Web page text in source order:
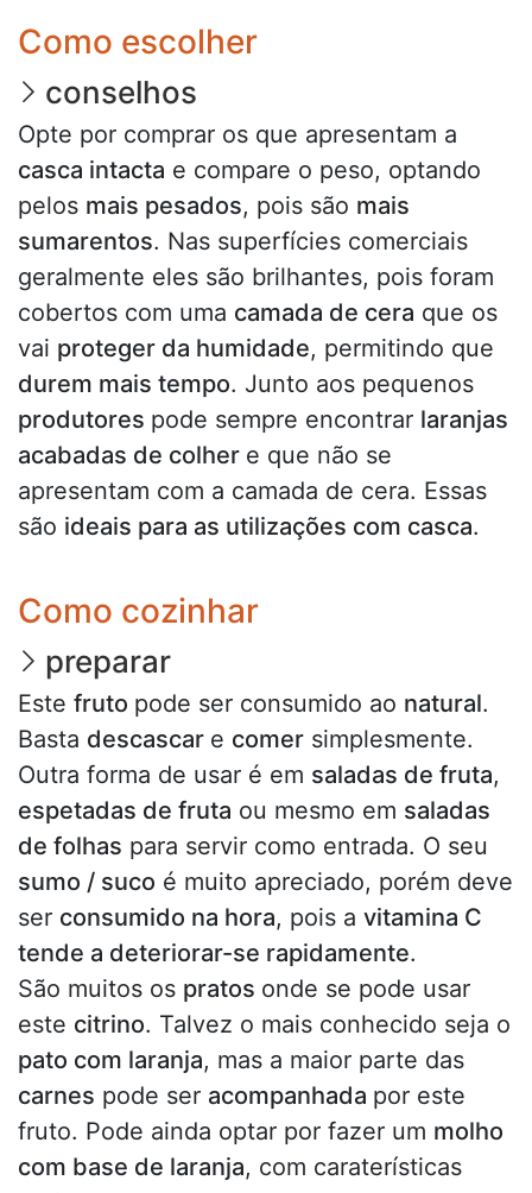
Como escolher
conselhos
Opte por comprar os que apresentam a
casca intacta e compare o peso, optando
pelos mais pesados, pois são mais
sumarentos. Nas superfícies comerciais
geralmente eles são brilhantes, pois foram
cobertos com uma camada de cera que os
vai proteger da humidade, permitindo que
durem mais tempo. Junto aos pequenos
produtores pode sempre encontrar laranjas
acabadas de colher e que não se
apresentam com a camada de cera. Essas
são ideais para as utilizações com casca.
Como cozinhar
preparar
Este fruto pode ser consumido ao natural.
Basta descascar e comer simplesmente.
Outra forma de usar é em saladas de fruta,
espetadas de fruta ou mesmo em saladas
de folhas para servir como entrada. O seu
sumo / suco é muito apreciado, porém deve
ser consumido na hora, pois a vitamina C
tende a deteriorar-se rapidamente.
São muitos os pratos onde se pode usar
este citrino. Talvez o mais conhecido seja o
pato com laranja, mas a maior parte das
carnes pode ser acompanhada por este
fruto. Pode ainda optar por fazer um molho
com base de laranja, com caraterísticas